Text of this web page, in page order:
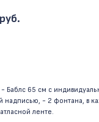
руб.
- Баблс 65 см с
надписью, - 2 фонтана, в
ленте.